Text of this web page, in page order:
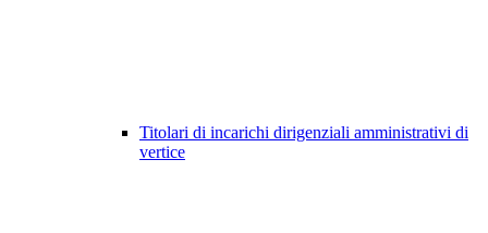
Titolari di incarichi dirigenziali amministrativi di
vertice